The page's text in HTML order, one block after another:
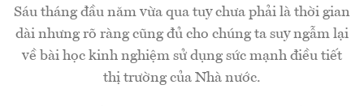
Sáu tháng đầu năm vừa qua tuy chưa phải là thời gian
dài nhưng rõ ràng cũng đủ cho chúng ta suy ngẫm lại
về bài học kinh nghiệm sử dụng sức mạnh điều tiết
thị trường của Nhà nước.